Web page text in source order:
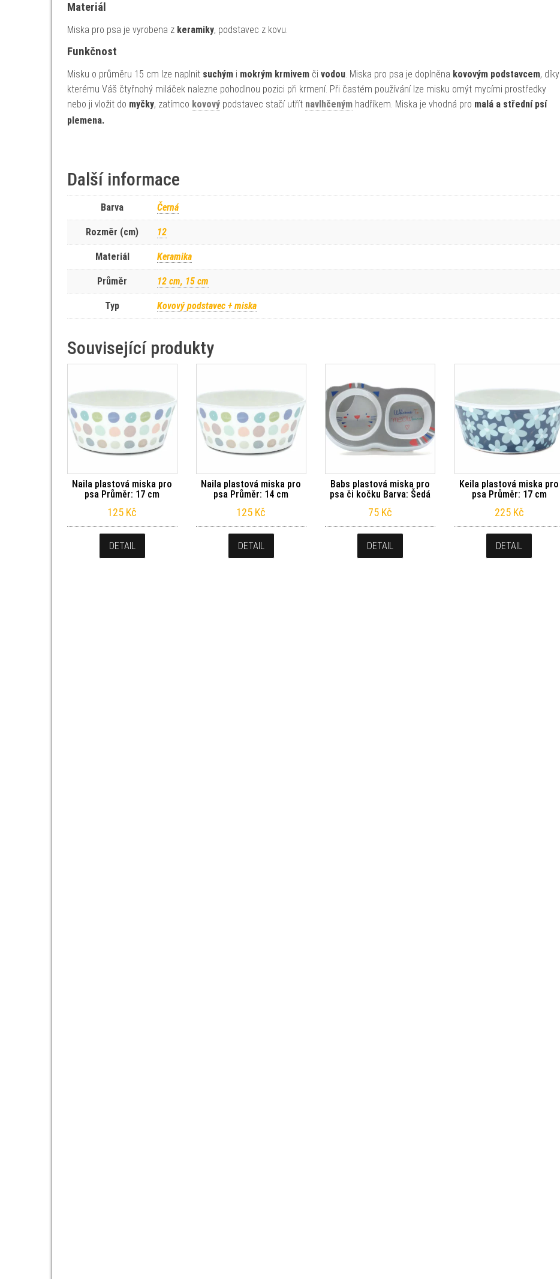
Materiál
Miska pro psa je vyrobena z keramiky, podstavec z kovu.
Funkčnost
Misku o průměru 15 cm lze naplnit suchým i mokrým krmivem či vodou. Miska pro psa je doplněna kovovým podstavcem, díky
kterému Váš čtyřnohý miláček nalezne pohodlnou pozici při krmení. Při častém používání lze misku omýt mycími prostředky
nebo ji vložit do myčky, zatímco kovový podstavec stačí utřít navlhčeným hadříkem. Miska je vhodná pro malá a střední psí
plemena.
Další informace
Barva Černá
Rozměr (cm) 12
Materiál Keramika
Průměr 12 cm, 15 cm
Typ Kovový podstavec + miska
Související produkty
Naila plastová miska pro
psa Průměr: 17 cm
125 Kč
DETAIL
Naila plastová miska pro
psa Průměr: 14 cm
125 Kč
DETAIL
Babs plastová miska pro
psa či kočku Barva: Šedá
75 Kč
DETAIL
Keila plastová miska pro
psa Průměr: 17 cm
225 Kč
DETAIL